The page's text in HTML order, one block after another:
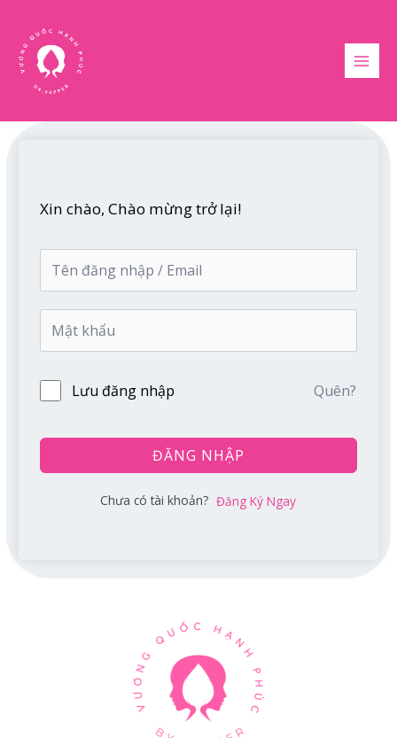
dung
Xin chào, Chào mừng trở lại!
Lưu đăng nhập Quên?
ĐĂNG NHẬP
Chưa có tài khoản? Đăng Ký Ngay